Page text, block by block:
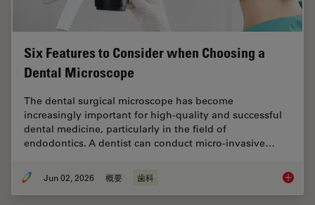
Six Features to Consider when Choosing a
Dental Microscope
The dental surgical microscope has become
increasingly important for high-quality and successful
dental medicine, particularly in the field of
endodontics. A dentist can conduct micro-invasive…
Jun 02, 2026 概要 歯科 Six